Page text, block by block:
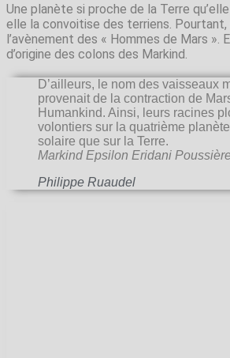
Une planète si proche de la Terre
elle la convoitise des terriens. Pourtant,
l’avènement des « Hommes de Mars ».
d’origine des colons des Markind.
D’ailleurs, le nom des vaisseaux
provenait de la contraction de
Humankind. Ainsi, leurs racines
volontiers sur la quatrième
solaire que sur la Terre.
Markind Epsilon Eridani
Philippe Ruaudel